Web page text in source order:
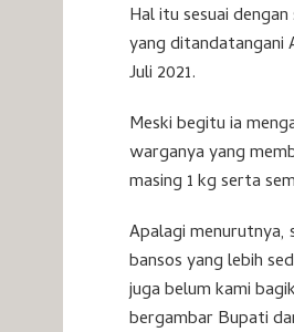
Hal itu sesuai
yang ditandatangani
Juli 2021.
Meski begitu ia
warganya yang
masing 1 kg serta
Apalagi menurutnya,
bansos yang lebih
juga belum kami
bergambar Bupati